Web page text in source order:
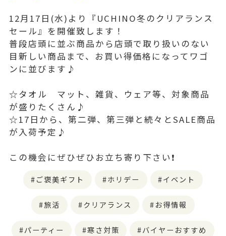
12月17日(水)より『UCHINO冬のクリアランス
セール』を開催致します！
普段店頭に並ぶ商品から店頭で取り扱いのない
目新しい商品まで、お買い得価格になってワゴ
ンに並びます♪
☆タオル マット、雑貨、ウェア等、対象商品
が盛りたくさん♪
☆17日から、第二弾、第三弾と続々とSALE商品
が入荷予定♪
この機会にぜひぜひお立ち寄り下さい❗️
ご褒美ギフト ホリデー イベント
旅活 クリアランス お得情報
パーティー 寒さ対策 バイヤーおすすめ